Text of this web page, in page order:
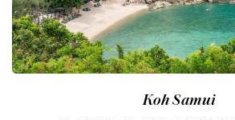
Koh Samui